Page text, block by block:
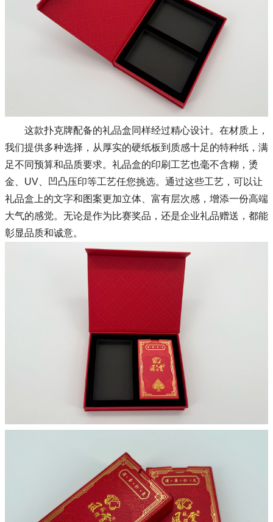
这款扑克牌配备的礼品盒同样经过精心设计。在材质上，
我们提供多种选择，从厚实的硬纸板到质感十足的特种纸，满
足不同预算和品质要求。礼品盒的印刷工艺也毫不含糊，烫
金、UV、凹凸压印等工艺任您挑选。通过这些工艺，可以让
礼品盒上的文字和图案更加立体、富有层次感，增添一份高端
大气的感觉。无论是作为比赛奖品，还是企业礼品赠送，都能
彰显品质和诚意。